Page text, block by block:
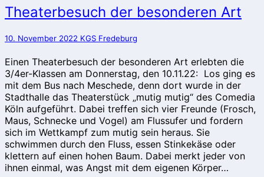
Theaterbesuch
der
besonderen
Art
Theaterbesuch der besonderen Art
10. November 2022 KGS Fredeburg
Einen Theaterbesuch der besonderen Art erlebten die
3/4er-Klassen am Donnerstag, den 10.11.22: Los ging es
mit dem Bus nach Meschede, denn dort wurde in der
Stadthalle das Theaterstück „mutig mutig“ des Comedia
Köln aufgeführt. Dabei treffen sich vier Freunde (Frosch,
Maus, Schnecke und Vogel) am Flussufer und fordern
sich im Wettkampf zum mutig sein heraus. Sie
schwimmen durch den Fluss, essen Stinkekäse oder
klettern auf einen hohen Baum. Dabei merkt jeder von
ihnen einmal, was Angst mit dem eigenen Körper…